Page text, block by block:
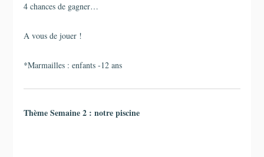
4 chances de gagner…
A vous de jouer !
*Marmailles : enfants -12 ans
Thème Semaine 2 : notre piscine